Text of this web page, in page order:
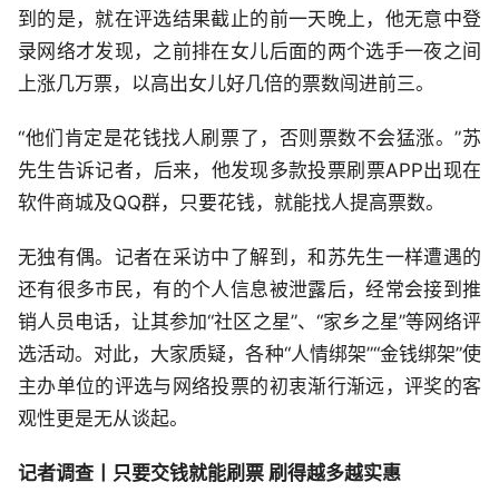
到的是，就在评选结果截止的前一天晚上，他无意中登
录网络才发现，之前排在女儿后面的两个选手一夜之间
上涨几万票，以高出女儿好几倍的票数闯进前三。
“他们肯定是花钱找人刷票了，否则票数不会猛涨。”苏
先生告诉记者，后来，他发现多款投票刷票APP出现在
软件商城及QQ群，只要花钱，就能找人提高票数。
无独有偶。记者在采访中了解到，和苏先生一样遭遇的
还有很多市民，有的个人信息被泄露后，经常会接到推
销人员电话，让其参加“社区之星”、“家乡之星”等网络评
选活动。对此，大家质疑，各种“人情绑架”“金钱绑架”使
主办单位的评选与网络投票的初衷渐行渐远，评奖的客
观性更是无从谈起。
记者调查丨只要交钱就能刷票 刷得越多越实惠